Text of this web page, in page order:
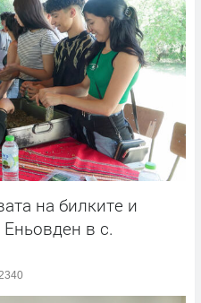
на билките и
в с.
2340